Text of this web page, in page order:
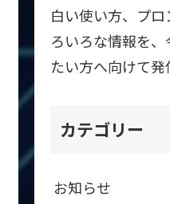
白い使い方、プ
ろいろな情報を
たい方へ向けて発
カテゴリー
お知らせ